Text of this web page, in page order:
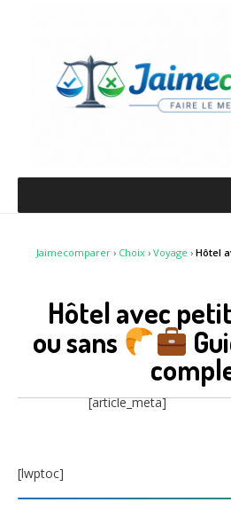
Jaimecomparer › Choix › Voyage › Hôtel
Hôtel avec
ou sans
[article_meta]
[lwptoc]